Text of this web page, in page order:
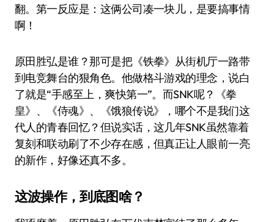
翻。第一反应是：这俩公司凑一块儿，是要搞事情
啊！
原田胜弘是谁？那可是把《铁拳》从街机厅一路带
到电竞舞台的狠角色。他做格斗游戏的理念，说白
了就是“手感至上，爽快第一”。而SNK呢？《拳
皇》、《侍魂》、《饿狼传说》，哪个不是我们这
代人的青春回忆？但说实话，这几年SNK虽然靠着
复刻和联动刷了不少存在感，但真正让人眼前一亮
的新作，好像还真不多。
这波操作，到底图啥？